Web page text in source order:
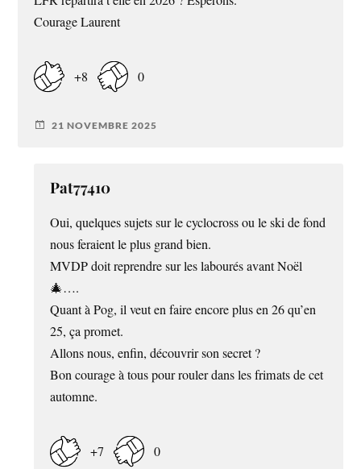
Courage Laurent
+8 0
21 NOVEMBRE 2025
Pat77410
Oui, quelques sujets sur le cyclocross ou le ski de fond
nous feraient le plus grand bien.
MVDP doit reprendre sur les labourés avant Noël
🎄….
Quant à Pog, il veut en faire encore plus en 26 qu’en
25, ça promet.
Allons nous, enfin, découvrir son secret ?
Bon courage à tous pour rouler dans les frimats de cet
automne.
+7 0